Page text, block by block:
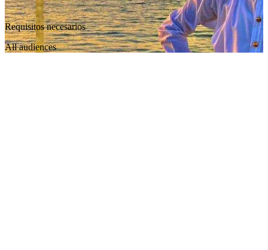
Requisitos necesarios
All audiences